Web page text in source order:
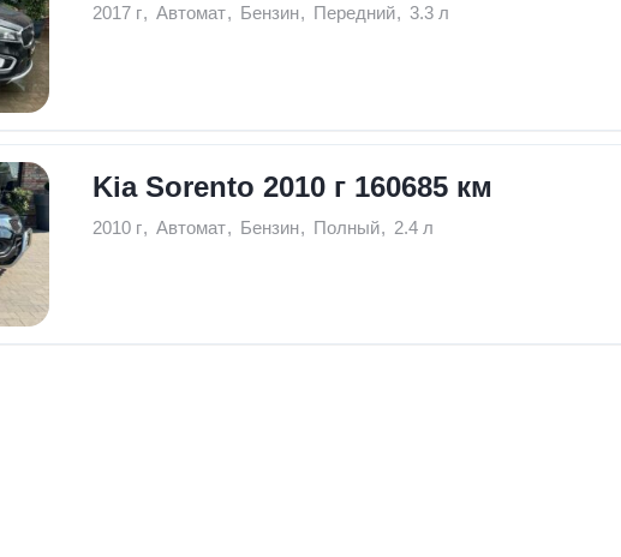
2017 г, Автомат, Бензин, Передний, 3.3 л
Kia Sorento 2010 г 160685 км
2010 г, Автомат, Бензин, Полный, 2.4 л